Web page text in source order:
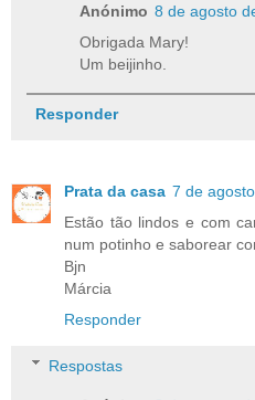
Anónimo 8 de agosto
Obrigada Mary!
Um beijinho.
Responder
Prata da casa 7 de
Estão tão lindos e com
num potinho e saborear
Bjn
Márcia
Responder
Respostas